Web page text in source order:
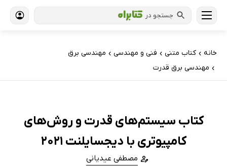
جستجو در
خانه › کتاب‌ متنی › فنی و مهندسی › مهندسی برق
› مهندسی برق قدرت
کتاب سیستم‌های قدرت و روش‌های
کامپیوتری با دیجسایلنت 2021
مصطفی عیدیانی